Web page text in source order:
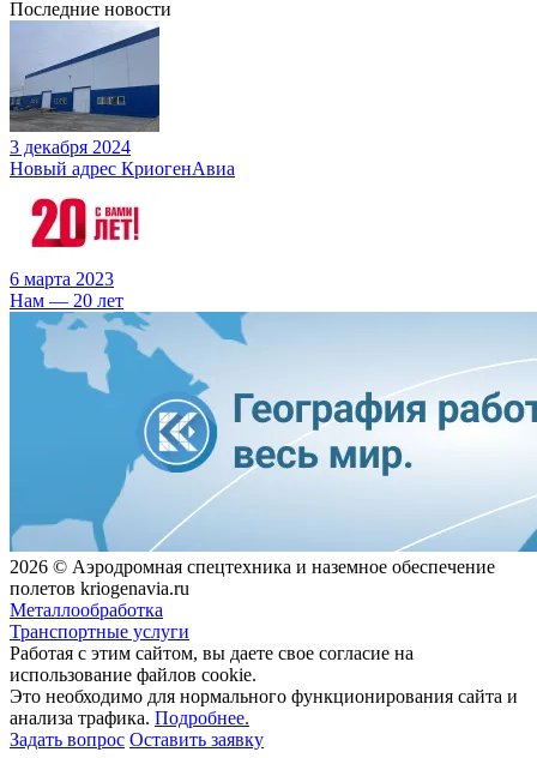
Последние новости
3 декабря 2024
Новый адрес КриогенАвиа
6 марта 2023
Нам — 20 лет
2026 © Аэродромная спецтехника и наземное обеспечение
полетов kriogenavia.ru
Металлообработка
Транспортные услуги
Работая с этим сайтом, вы даете свое согласие на
использование файлов cookie.
Это необходимо для нормального функционирования сайта и
анализа трафика. Подробнее.
Задать вопрос Оставить заявку